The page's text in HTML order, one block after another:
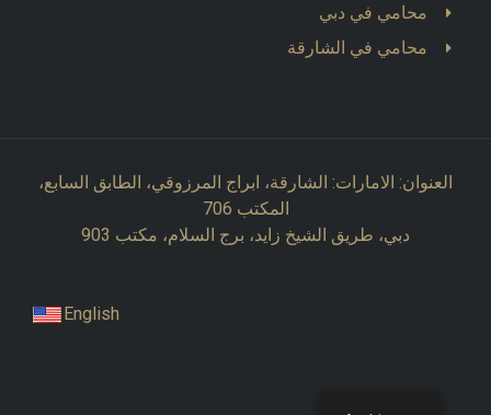
محامي في دبي
محامي في الشارقة
العنوان: الامارات: الشارقة، ابراج المرزوقي، الطابق السابع،
المكتب 706
دبي، طريق الشيخ زايد، برج السلام، مكتب 903
English